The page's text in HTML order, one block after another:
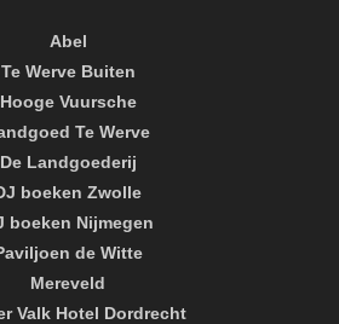
Abel
Te Werve Buiten
Hooge Vuursche
Te Werve
De Landgoederij
boeken Zwolle
boeken Nijmegen
de Witte
Mereveld
Valk Hotel Dordrecht